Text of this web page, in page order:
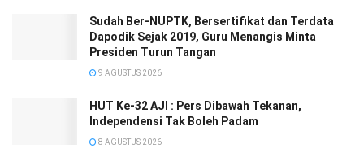
Sudah Ber-NUPTK, Bersertifikat dan Terdata
Dapodik Sejak 2019, Guru Menangis Minta
Presiden Turun Tangan
9 AGUSTUS 2026
HUT Ke-32 AJI : Pers Dibawah Tekanan,
Independensi Tak Boleh Padam
8 AGUSTUS 2026